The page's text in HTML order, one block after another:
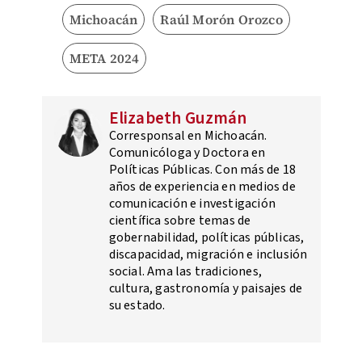
Michoacán Raúl Morón Orozco
META 2024
Elizabeth Guzmán
Corresponsal en Michoacán.
Comunicóloga y Doctora en
Políticas Públicas. Con más de 18
años de experiencia en medios de
comunicación e investigación
científica sobre temas de
gobernabilidad, políticas públicas,
discapacidad, migración e inclusión
social. Ama las tradiciones,
cultura, gastronomía y paisajes de
su estado.